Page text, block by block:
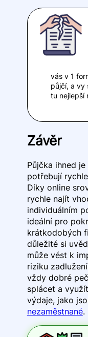
vás v 1
půjčí, a vy
tu nejlepší
Závěr
Půjčka ihned
potřebují
Díky online
rychle najít
individuálním
ideální pro
krátkodobých
důležité si
může vést k
riziku
vždy dobré
splácet a
výdaje, jako
nezaměstnané.